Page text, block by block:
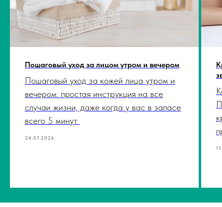
Пошаговый уход за лицом утром и вечером
Пошаговый уход за кожей лица утром и
вечером: простая инструкция на все
случаи жизни, даже когда у вас в запасе
всего 5 минут
24.07.2026